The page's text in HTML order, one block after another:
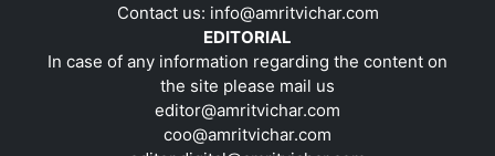
Contact us: info@amritvichar.com
EDITORIAL
In case of any information regarding the content on
the site please mail us
editor@amritvichar.com
coo@amritvichar.com